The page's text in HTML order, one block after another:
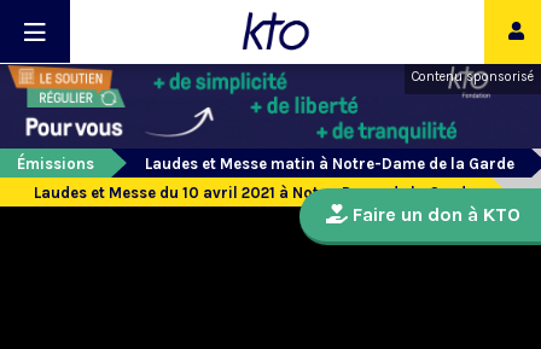
Contenu sponsorisé
Émissions
Laudes et Messe matin à Notre-Dame de la Garde
Laudes et Messe du 10 avril 2021 à Notre-Dame de la Garde
Faire un don à KTO